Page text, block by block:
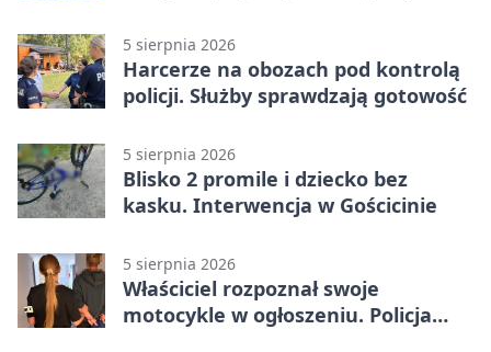
5 sierpnia 2026
Harcerze na obozach pod kontrolą
policji. Służby sprawdzają gotowość
5 sierpnia 2026
Blisko 2 promile i dziecko bez
kasku. Interwencja w Gościcinie
5 sierpnia 2026
Właściciel rozpoznał swoje
motocykle w ogłoszeniu. Policja